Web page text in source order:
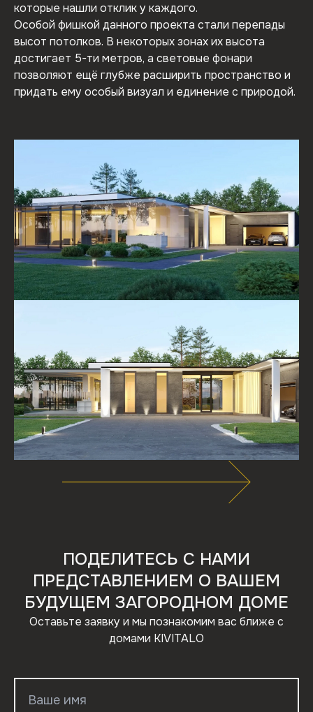
которые нашли отклик у каждого.
Особой фишкой данного проекта стали перепады
высот потолков. В некоторых зонах их высота
достигает 5-ти метров, а световые фонари
позволяют ещё глубже расширить пространство и
придать ему особый визуал и единение с природой.
ПОДЕЛИТЕСЬ С НАМИ
ПРЕДСТАВЛЕНИЕМ О ВАШЕМ
БУДУЩЕМ ЗАГОРОДНОМ ДОМЕ
Оставьте заявку и мы познакомим вас ближе с
домами KIVITALO